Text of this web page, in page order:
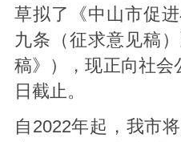
草拟了《中山市促
九条（征求意见稿
稿》），现正向社会
日截止。
自2022年起，我市